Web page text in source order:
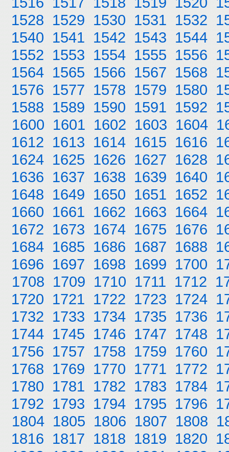
1528 1529 1530 1531 1532
1540 1541 1542 1543 1544
1552 1553 1554 1555 1556
1564 1565 1566 1567 1568
1576 1577 1578 1579 1580
1588 1589 1590 1591 1592
1600 1601 1602 1603 1604
1612 1613 1614 1615 1616
1624 1625 1626 1627 1628
1636 1637 1638 1639 1640
1648 1649 1650 1651 1652
1660 1661 1662 1663 1664
1672 1673 1674 1675 1676
1684 1685 1686 1687 1688
1696 1697 1698 1699 1700
1708 1709 1710 1711 1712
1720 1721 1722 1723 1724
1732 1733 1734 1735 1736
1744 1745 1746 1747 1748
1756 1757 1758 1759 1760
1768 1769 1770 1771 1772
1780 1781 1782 1783 1784
1792 1793 1794 1795 1796
1804 1805 1806 1807 1808
1816 1817 1818 1819 1820